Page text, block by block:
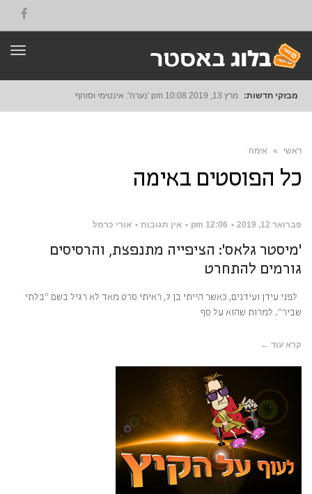
מבזקי חדשות: מרץ 13, 2019 10:08 pm 'נערה': אינטימי וסוחף
ראשי » אימה
כל הפוסטים באימה
פברואר 12, 2019 12:06 pm אין תגובות אורי כרמל
'מיסטר גלאס': הציפייה מתנפצת, והרסיסים
גורמים להתחרט
לפני עידן ועידנים, כאשר הייתי בן 7, ראיתי סרט מאד לא רגיל בשם "בלתי
שביר". למרות שהוא על סף
קרא עוד ←